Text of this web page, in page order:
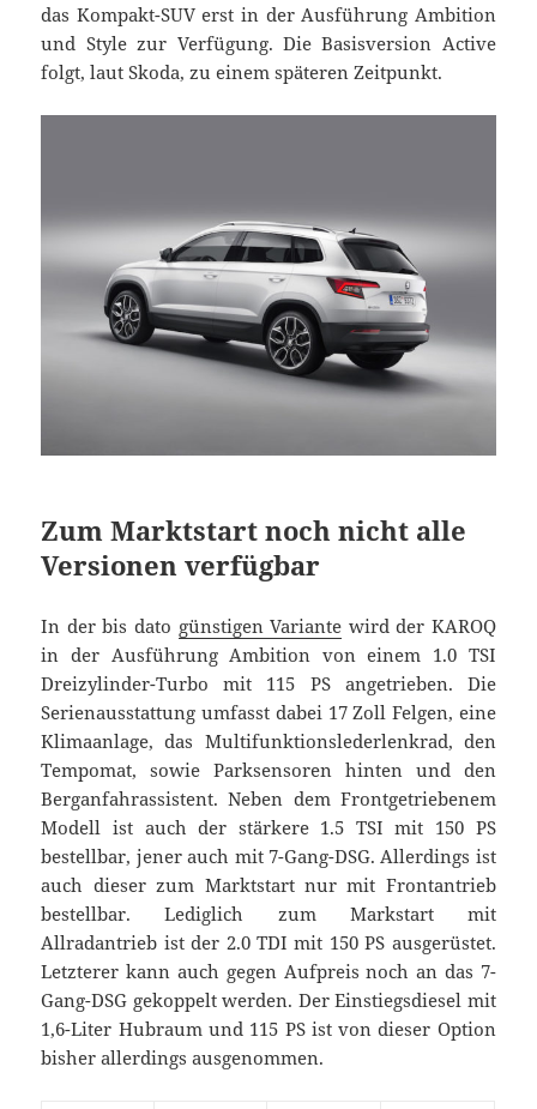
das Kompakt-SUV erst in der Ausführung Ambition
und Style zur Verfügung. Die Basisversion Active
folgt, laut Skoda, zu einem späteren Zeitpunkt.
Zum Marktstart noch nicht alle
Versionen verfügbar
In der bis dato günstigen Variante wird der KAROQ
in der Ausführung Ambition von einem 1.0 TSI
Dreizylinder-Turbo mit 115 PS angetrieben. Die
Serienausstattung umfasst dabei 17 Zoll Felgen, eine
Klimaanlage, das Multifunktionslederlenkrad, den
Tempomat, sowie Parksensoren hinten und den
Berganfahrassistent. Neben dem Frontgetriebenem
Modell ist auch der stärkere 1.5 TSI mit 150 PS
bestellbar, jener auch mit 7-Gang-DSG. Allerdings ist
auch dieser zum Marktstart nur mit Frontantrieb
bestellbar. Lediglich zum Markstart mit
Allradantrieb ist der 2.0 TDI mit 150 PS ausgerüstet.
Letzterer kann auch gegen Aufpreis noch an das 7-
Gang-DSG gekoppelt werden. Der Einstiegsdiesel mit
1,6-Liter Hubraum und 115 PS ist von dieser Option
bisher allerdings ausgenommen.